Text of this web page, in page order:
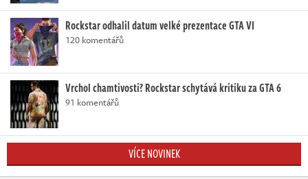
Rockstar odhalil datum velké prezentace GTA VI
120 komentářů
Vrchol chamtivosti? Rockstar schytává kritiku za GTA 6
91 komentářů
VÍCE NOVINEK